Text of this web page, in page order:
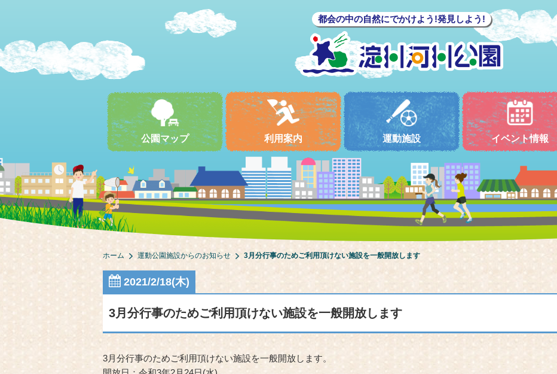
都会の中の自然にでかけよう!発見しよう!
公園マップ 利用案内 運動施設 イベント情報
ホーム 運動公園施設からのお知らせ 3月分行事のためご利用頂けない施設を一般開放します
2021/2/18(木)
3月分行事のためご利用頂けない施設を一般開放します
3月分行事のためご利用頂けない施設を一般開放します。